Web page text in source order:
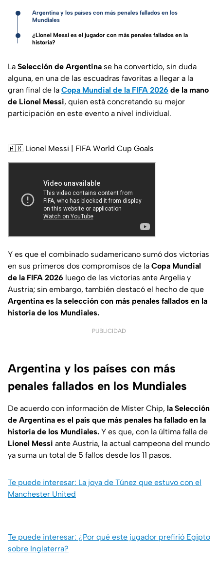
Argentina y los países con más penales fallados en los
Mundiales
¿Lionel Messi es el jugador con más penales fallados en la
historia?
La Selección de Argentina se ha convertido, sin duda
alguna, en una de las escuadras favoritas a llegar a la
gran final de la Copa Mundial de la FIFA 2026 de la mano
de Lionel Messi, quien está concretando su mejor
participación en este evento a nivel individual.
🇦🇷 Lionel Messi | FIFA World Cup Goals
Y es que el combinado sudamericano sumó dos victorias
en sus primeros dos compromisos de la Copa Mundial
de la FIFA 2026 luego de las victorias ante Argelia y
Austria; sin embargo, también destacó el hecho de que
Argentina es la selección con más penales fallados en la
historia de los Mundiales.
PUBLICIDAD
Argentina y los países con más
penales fallados en los Mundiales
De acuerdo con información de Míster Chip, la Selección
de Argentina es el país que más penales ha fallado en la
historia de los Mundiales. Y es que, con la última falla de
Lionel Messi ante Austria, la actual campeona del mundo
ya suma un total de 5 fallos desde los 11 pasos.
Te puede interesar: La joya de Túnez que estuvo con el
Manchester United
Te puede interesar: ¿Por qué este jugador prefirió Egipto
sobre Inglaterra?